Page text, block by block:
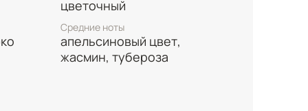
цветочный
Средние ноты
апельсиновый цвет,
жасмин, тубероза